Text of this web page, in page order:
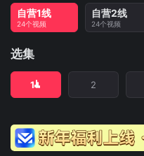
自营1线
24个视频
自营2线
24个视频
选集
1 2